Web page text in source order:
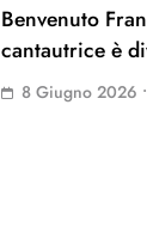
Benvenuto
cantautrice è
8 Giugno 2026